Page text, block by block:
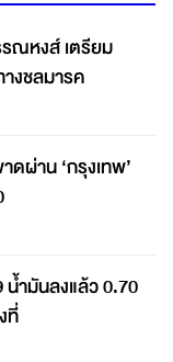
ณหงส์ เตรียม
งชลมารค
ผ่าน ‘กรุงเทพ’
ำมันลงแล้ว 0.70
ที่